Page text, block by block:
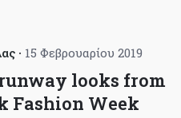
15 Φεβρουαρίου 2019
looks from
Fashion Week